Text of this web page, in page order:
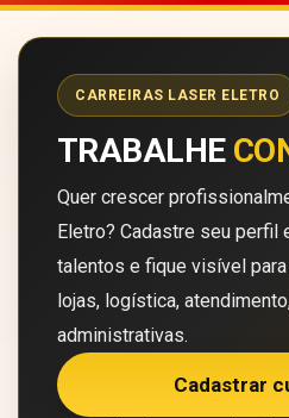
CARREIRAS LASER ELETRO
TRABALHE
Quer crescer
Eletro? Cadastre seu perfil
talentos e fique visível
lojas, logística,
administrativas.
Cadastrar